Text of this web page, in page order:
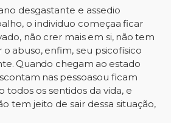
desgastante e assedio
o individuo começaa ficar
não crer mais em si, não tem
o abuso, enfim, seu psicofísico
Quando chegam ao estado
nas pessoasou ficam
todos os sentidos da vida, e
tem jeito de sair dessa situação,